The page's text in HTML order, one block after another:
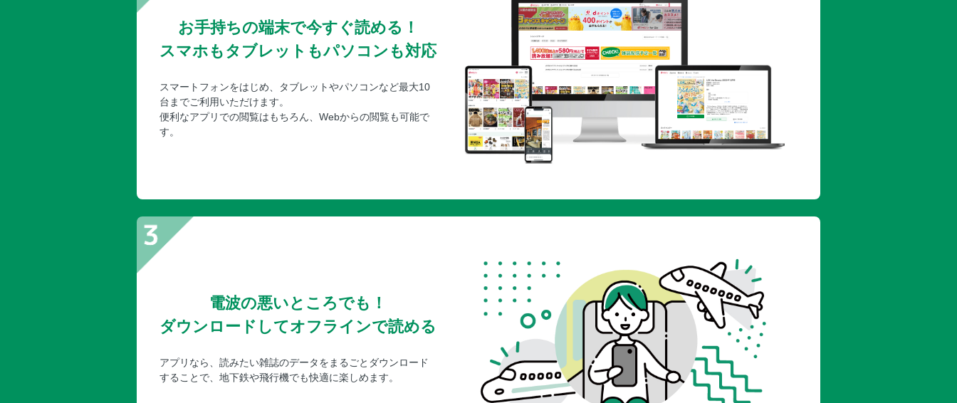
お手持ちの端末で今すぐ読める！
スマホもタブレットもパソコンも対応
スマートフォンをはじめ、タブレットやパソコンなど最大10
台までご利用いただけます。
便利なアプリでの閲覧はもちろん、Webからの閲覧も可能で
す。
電波の悪いところでも！
ダウンロードしてオフラインで読める
アプリなら、読みたい雑誌のデータをまるごとダウンロード
することで、地下鉄や飛行機でも快適に楽しめます。